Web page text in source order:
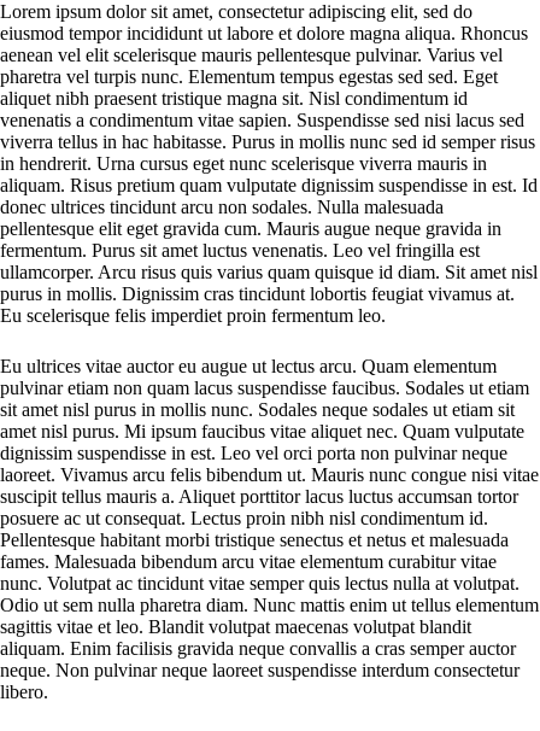
Lorem ipsum dolor sit amet, consectetur adipiscing elit, sed do
eiusmod tempor incididunt ut labore et dolore magna aliqua. Rhoncus
aenean vel elit scelerisque mauris pellentesque pulvinar. Varius vel
pharetra vel turpis nunc. Elementum tempus egestas sed sed. Eget
aliquet nibh praesent tristique magna sit. Nisl condimentum id
venenatis a condimentum vitae sapien. Suspendisse sed nisi lacus sed
viverra tellus in hac habitasse. Purus in mollis nunc sed id semper risus
in hendrerit. Urna cursus eget nunc scelerisque viverra mauris in
aliquam. Risus pretium quam vulputate dignissim suspendisse in est. Id
donec ultrices tincidunt arcu non sodales. Nulla malesuada
pellentesque elit eget gravida cum. Mauris augue neque gravida in
fermentum. Purus sit amet luctus venenatis. Leo vel fringilla est
ullamcorper. Arcu risus quis varius quam quisque id diam. Sit amet nisl
purus in mollis. Dignissim cras tincidunt lobortis feugiat vivamus at.
Eu scelerisque felis imperdiet proin fermentum leo.
Eu ultrices vitae auctor eu augue ut lectus arcu. Quam elementum
pulvinar etiam non quam lacus suspendisse faucibus. Sodales ut etiam
sit amet nisl purus in mollis nunc. Sodales neque sodales ut etiam sit
amet nisl purus. Mi ipsum faucibus vitae aliquet nec. Quam vulputate
dignissim suspendisse in est. Leo vel orci porta non pulvinar neque
laoreet. Vivamus arcu felis bibendum ut. Mauris nunc congue nisi vitae
suscipit tellus mauris a. Aliquet porttitor lacus luctus accumsan tortor
posuere ac ut consequat. Lectus proin nibh nisl condimentum id.
Pellentesque habitant morbi tristique senectus et netus et malesuada
fames. Malesuada bibendum arcu vitae elementum curabitur vitae
nunc. Volutpat ac tincidunt vitae semper quis lectus nulla at volutpat.
Odio ut sem nulla pharetra diam. Nunc mattis enim ut tellus elementum
sagittis vitae et leo. Blandit volutpat maecenas volutpat blandit
aliquam. Enim facilisis gravida neque convallis a cras semper auctor
neque. Non pulvinar neque laoreet suspendisse interdum consectetur
libero.